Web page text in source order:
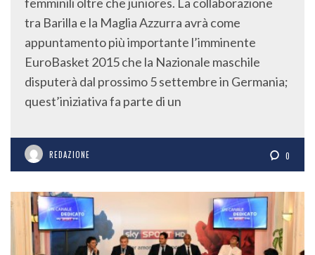
tra Barilla e la Maglia Azzurra avrà come
appuntamento più importante l’imminente
EuroBasket 2015 che la Nazionale maschile
disputerà dal prossimo 5 settembre in Germania;
quest’iniziativa fa parte di un
REDAZIONE 0